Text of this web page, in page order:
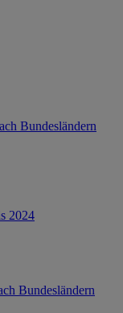
Bundesländern
2024
Bundesländern